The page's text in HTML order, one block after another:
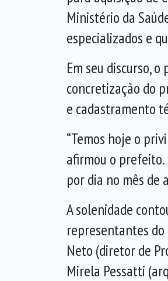
Ministério da
especializados e
Em seu discurso,
concretização do
e cadastramento
“Temos hoje o
afirmou o prefeito.
por dia no mês de
A solenidade
representantes do
Neto (diretor de
Mirela Pessatti